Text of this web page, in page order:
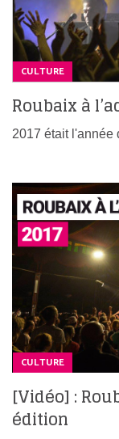
CULTURE
Roubaix à
2017 était l'année
CULTURE
[Vidéo] :
édition